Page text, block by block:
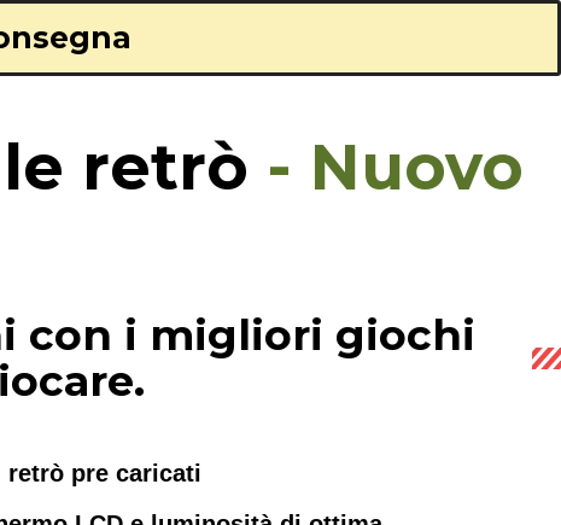
retrò - Nuovo
con i migliori giochi
retrò pre caricati